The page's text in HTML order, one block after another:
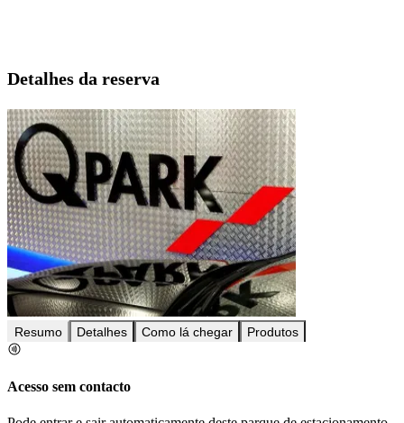
Detalhes da reserva
Resumo Detalhes Como lá chegar Produtos
Acesso sem contacto